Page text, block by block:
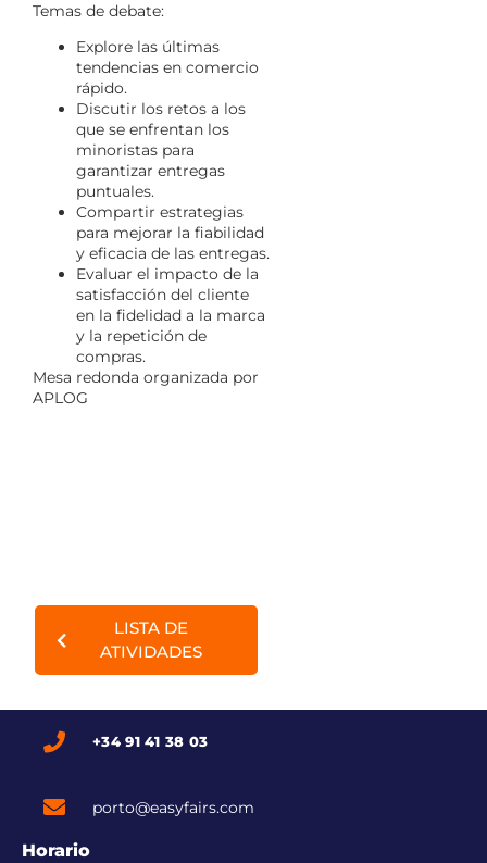
Temas de debate:
Explore las últimas
tendencias en comercio
rápido.
Discutir los retos a los
que se enfrentan los
minoristas para
garantizar entregas
puntuales.
Compartir estrategias
para mejorar la fiabilidad
y eficacia de las entregas.
Evaluar el impacto de la
satisfacción del cliente
en la fidelidad a la marca
y la repetición de
compras.
Mesa redonda organizada por
APLOG
LISTA DE
ATIVIDADES
+34 91 41 38 03
porto@easyfairs.com
Horario